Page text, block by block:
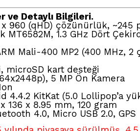
ve Detaylı Bilgileri.
960 (qHD) çözünürlük, ~245
MT6582M, 1.3 GHz Dört
Mali-400 MP2 (400 MHz, 2
microSD kart desteği
5 MP Ön Kamera
4.4.2 KitKat (5.0 Lollipop’a
136 x 8.95 mm, 120 gram
4.0, Micro USB 2.0, GPS